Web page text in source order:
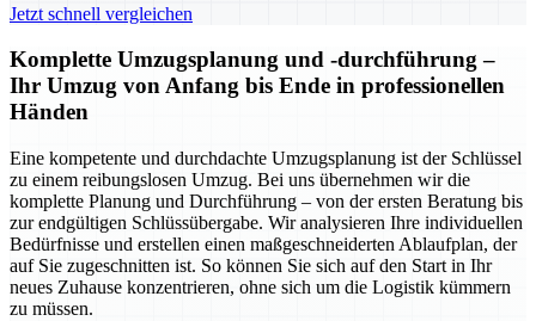
Jetzt schnell vergleichen
Komplette Umzugsplanung und -durchführung –
Ihr Umzug von Anfang bis Ende in professionellen
Händen
Eine kompetente und durchdachte Umzugsplanung ist der Schlüssel
zu einem reibungslosen Umzug. Bei uns übernehmen wir die
komplette Planung und Durchführung – von der ersten Beratung bis
zur endgültigen Schlüssübergabe. Wir analysieren Ihre individuellen
Bedürfnisse und erstellen einen maßgeschneiderten Ablaufplan, der
auf Sie zugeschnitten ist. So können Sie sich auf den Start in Ihr
neues Zuhause konzentrieren, ohne sich um die Logistik kümmern
zu müssen.